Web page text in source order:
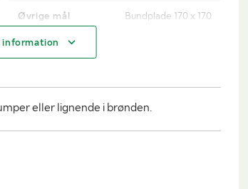
Øvrige mål Bundplade 170 x 170
information
eller lignende i brønden.